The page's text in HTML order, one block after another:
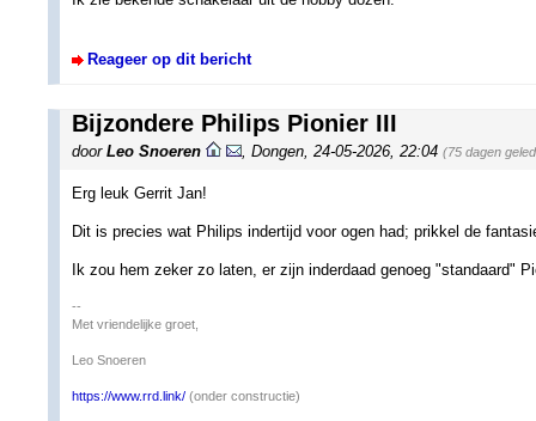
Reageer op dit bericht
Bijzondere Philips Pionier III
door Leo Snoeren , Dongen, 24-05-2026, 22:04 (75 dagen
Erg leuk Gerrit Jan!
Dit is precies wat Philips indertijd voor ogen had; prikkel de
Ik zou hem zeker zo laten, er zijn inderdaad genoeg "standaard"
--
Met vriendelijke groet,
Leo Snoeren
https://www.rrd.link/ (onder constructie)